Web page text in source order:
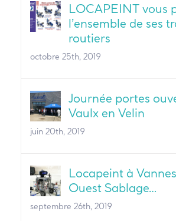
LOCAPEINT vous
l’ensemble de ses
routiers
octobre 25th, 2019
Journée portes
Vaulx en Velin
juin 20th, 2019
Locapeint à
Ouest Sablage…
septembre 26th, 2019